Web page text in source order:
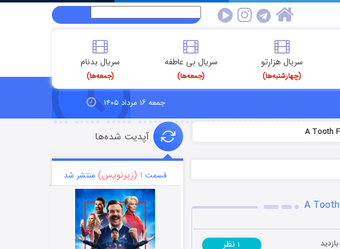
سریال هزارتو
(چهارشنبه‌ها)
سریال بی عاطفه
(جمعه‌ها)
سریال بدنام
(جمعه‌ها)
جمعه ۱۶ مرداد ۱۴۰۵
۱ نظر
آپدیت شده‌ها
قسمت ۱ (زیرنویس) منتشر شد